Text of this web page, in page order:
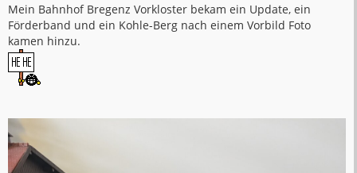
Mein Bahnhof Bregenz Vorkloster bekam ein Update, ein
Förderband und ein Kohle-Berg nach einem Vorbild Foto
kamen hinzu.